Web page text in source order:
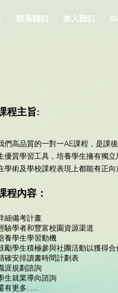
联系我们 加入我们
程主旨:
們高品質的一對一AE課程，是課
優質學習工具，培養學生擁有獨
學術及學校課程表現上都能有正向
程內容：
細備考計畫
驗學者和豐富校園資源渠道
養學生學習動機
勵學生積極參與社團活動以獲得
確安排讀書時間計劃表
涯規劃諮詢
生就業導向諮詢
有更多......